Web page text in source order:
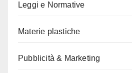
Leggi e Normative
Materie plastiche
Pubblicità & Marketing